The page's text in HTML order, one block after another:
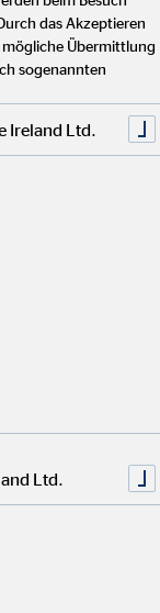
Tabelle mit
digitalen Tabelle
oder
bist du hiermit
sogar mit
nicht jede
auch nicht
sich
So
kann es auch
das Akzeptieren
mögliche Übermittlung
sogenannten
Ireland Ltd.
Ltd.